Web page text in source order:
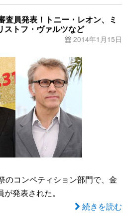
査員発表！トニー・レオン、ミ
ストフ・ヴァルツなど
2014年1月15日
のコンペティション部門で、金
発表された。
続きを読む